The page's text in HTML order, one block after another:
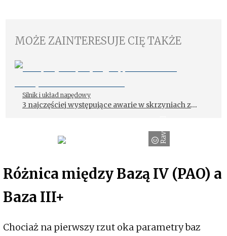
MOŻE ZAINTERESUJE CIĘ TAKŻE
Silnik i układ napędowy
3 najczęściej występujące awarie w skrzyniach z
Ravenol
Różnica między Bazą IV (PAO) a
Baza III+
Chociaż na pierwszy rzut oka parametry baz